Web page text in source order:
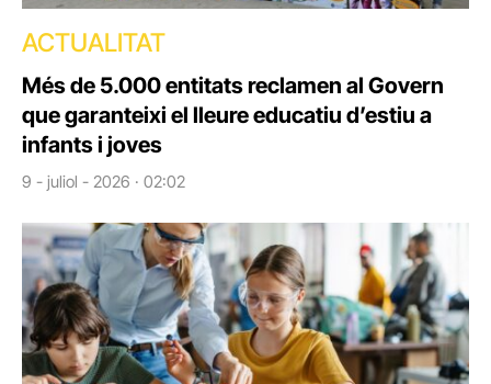
ACTUALITAT
Més de 5.000 entitats reclamen al Govern
que garanteixi el lleure educatiu d’estiu a
infants i joves
9 - juliol - 2026 · 02:02